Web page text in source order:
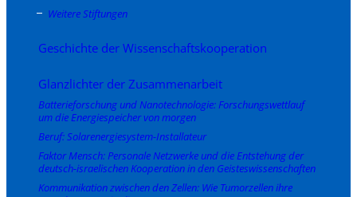
Weitere Stiftungen
Geschichte der Wissenschaftskooperation
Glanzlichter der Zusammenarbeit
Batterieforschung und Nanotechnologie: Forschungswettlauf
um die Energiespeicher von morgen
Beruf: Solarenergiesystem-Installateur
Faktor Mensch: Personale Netzwerke und die Entstehung der
deutsch-israelischen Kooperation in den Geisteswissenschaften
Kommunikation zwischen den Zellen: Wie Tumorzellen ihre